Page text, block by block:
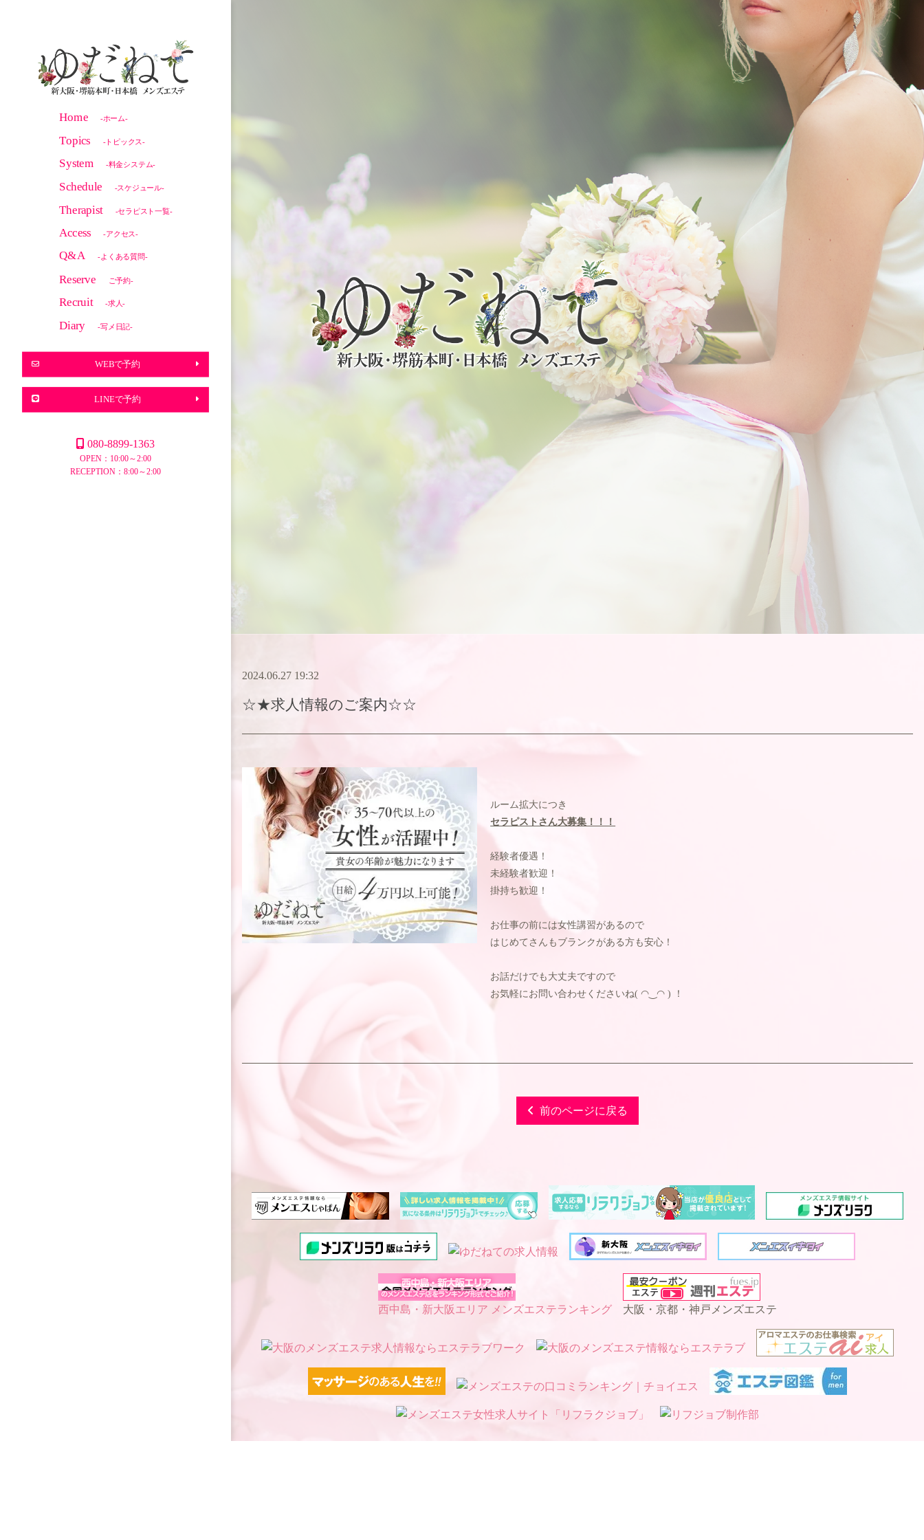
Home -ホーム-
Topics -トピックス-
System -料金システム-
Schedule -スケジュール-
Therapist -セラピスト一覧-
Access -アクセス-
Q&A -よくある質問-
Reserve ご予約-
Recruit -求人-
Diary -写メ日記-
WEBで予約
LINEで予約
080-8899-1363
OPEN：10:00～2:00
RECEPTION：8:00～2:00
2024.06.27 19:32
☆★求人情報のご案内☆☆
ルーム拡大につき
セラピストさん大募集！！！
経験者優遇！
未経験者歓迎！
掛持ち歓迎！
お仕事の前には女性講習があるので
はじめてさんもブランクがある方も安心！
お話だけでも大丈夫ですので
お気軽にお問い合わせくださいね( ◠‿◠ ) ！
前のページに戻る
西中島・新大阪エリア メンズエステランキング 大阪・京都・神戸メンズエステ